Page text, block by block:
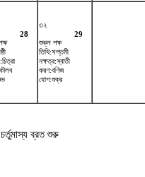
28
৩২
29
শুক্ল পক্ষ
তিথি:সপ্তমী
নক্ষত্র:স্বাতী
করণ:বণিজ
যোগ:শুক্র
ব্রত শুরু